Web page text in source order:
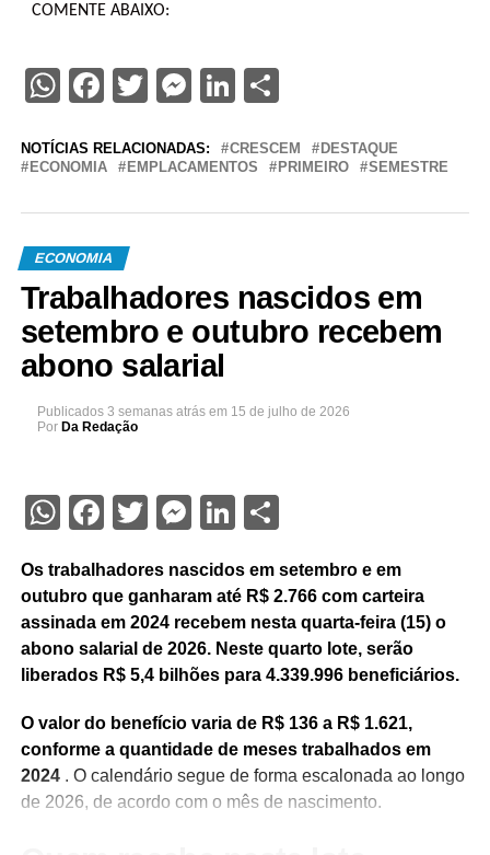
COMENTE ABAIXO:
WhatsApp
Facebook
Twitter
Messenger
LinkedIn
Share
NOTÍCIAS RELACIONADAS: CRESCEM
DESTAQUE
ECONOMIA
EMPLACAMENTOS PRIMEIRO SEMESTRE
ECONOMIA
Trabalhadores nascidos em
setembro e outubro recebem
abono salarial
Publicados 3 semanas atrás em 15 de julho de 2026
Por Da Redação
WhatsApp
Facebook
Twitter
Messenger
LinkedIn
Share
Os trabalhadores nascidos em setembro e em
outubro que ganharam até R$ 2.766 com carteira
assinada em 2024 recebem nesta quarta-feira (15) o
abono salarial de 2026. Neste quarto lote, serão
liberados R$ 5,4 bilhões para 4.339.996 beneficiários.
O valor do benefício varia de R$ 136 a R$ 1.621,
conforme a quantidade de meses trabalhados em
2024. O calendário segue de forma escalonada ao longo
de 2026, de acordo com o mês de nascimento.